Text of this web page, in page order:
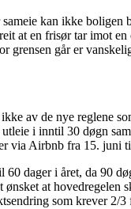
kan ikke
at en frisør tar imot
grensen går er
av de nye reglene
i inntil 30 døgn
via Airbnb fra 15. juni
dager i året, da 90
at hovedregelen
som krever 2/3